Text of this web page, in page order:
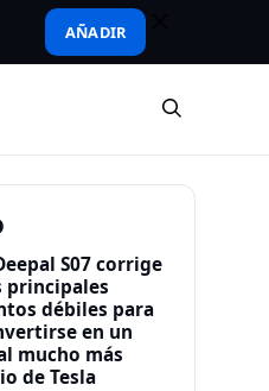
AÑADIR
S07 corrige
principales
débiles para
en un
mucho más
de Tesla